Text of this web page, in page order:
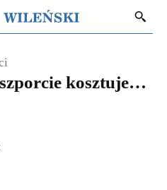
kosztuje…